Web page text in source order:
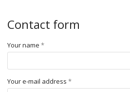
Contact form
Your name *
Your e-mail address *